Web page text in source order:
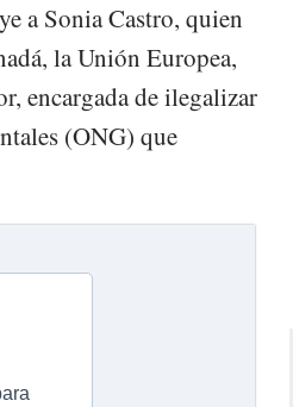
a Sonia Castro, quien
la Unión Europea,
encargada de ilegalizar
(ONG) que